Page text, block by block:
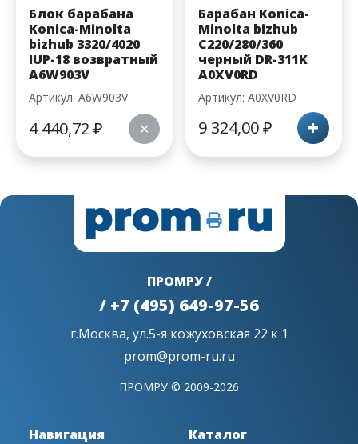
Блок барабана
Konica-Minolta
bizhub 3320/4020
IUP-18 возвратный
A6W903V
Артикул: A6W903V
4 440,72 ₽ ✕
Барабан Konica-
Minolta bizhub
C220/280/360
черный DR-311K
A0XV0RD
Артикул: A0XV0RD
9 324,00₽ +
ПРОМРУ /
/ +7 (495) 649-97-56
г.Москва, ул.5-я кожуховская 22 к 1
prom@prom-ru.ru
ПРОМРУ © 2009-2026
Навигация Каталог